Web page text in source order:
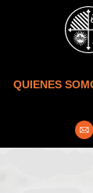
Skip to main
QUIENES